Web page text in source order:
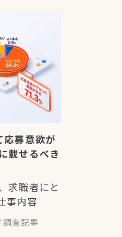
募意欲が
載せるべき
求職者にと
事内容
調査記事